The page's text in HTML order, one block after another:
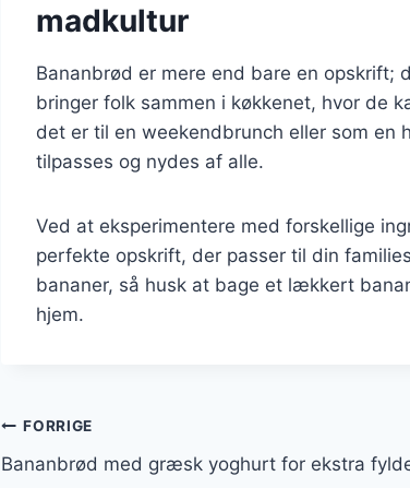
madkultur
Bananbrød er mere end bare en opskrift;
bringer folk sammen i køkkenet, hvor de
det er til en weekendbrunch eller som en
tilpasses og nydes af alle.
Ved at eksperimentere med forskellige
perfekte opskrift, der passer til din
bananer, så husk at bage et lækkert
hjem.
Indlægsnavigation
FORRIGE
Bananbrød med græsk yoghurt for ekstra